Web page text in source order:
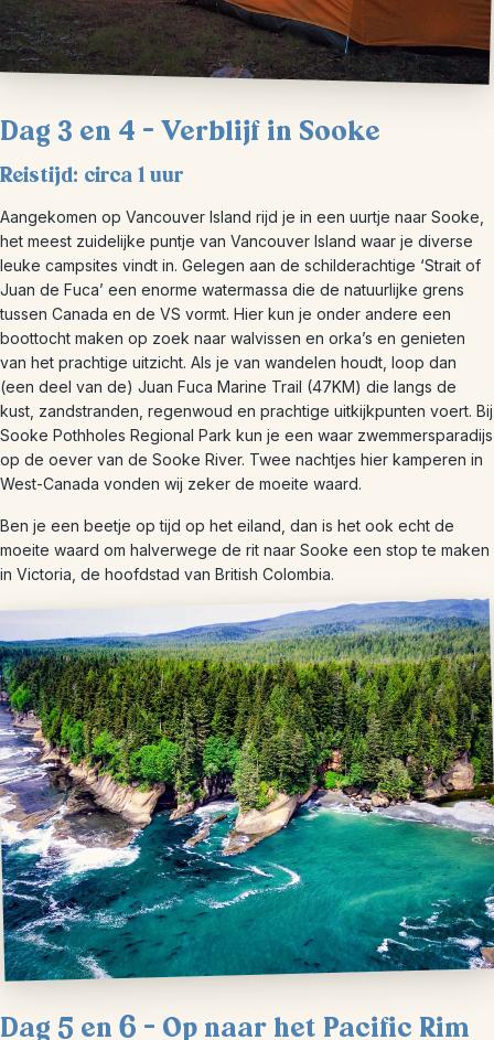
Dag 3 en 4 – Verblijf in Sooke
Reistijd: circa 1 uur
Aangekomen op Vancouver Island rijd je in een uurtje naar Sooke,
het meest zuidelijke puntje van Vancouver Island waar je diverse
leuke campsites vindt in. Gelegen aan de schilderachtige ‘Strait of
Juan de Fuca’ een enorme watermassa die de natuurlijke grens
tussen Canada en de VS vormt. Hier kun je onder andere een
boottocht maken op zoek naar walvissen en orka’s en genieten
van het prachtige uitzicht. Als je van wandelen houdt, loop dan
(een deel van de) Juan Fuca Marine Trail (47KM) die langs de
kust, zandstranden, regenwoud en prachtige uitkijkpunten voert. Bij
Sooke Pothholes Regional Park kun je een waar zwemmersparadijs
op de oever van de Sooke River. Twee nachtjes hier kamperen in
West-Canada vonden wij zeker de moeite waard.
Ben je een beetje op tijd op het eiland, dan is het ook echt de
moeite waard om halverwege de rit naar Sooke een stop te maken
in Victoria, de hoofdstad van British Colombia.
Dag 5 en 6 – Op naar het Pacific Rim